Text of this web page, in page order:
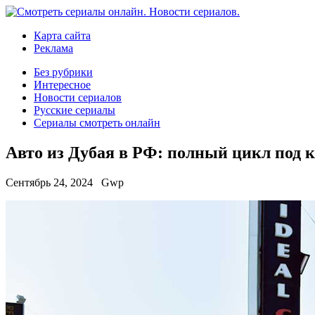
Карта сайта
Реклама
Без рубрики
Интересное
Новости сериалов
Русские сериалы
Сериалы смотреть онлайн
Авто из Дубая в РФ: полный цикл под
Сентябрь 24, 2024 Gwp